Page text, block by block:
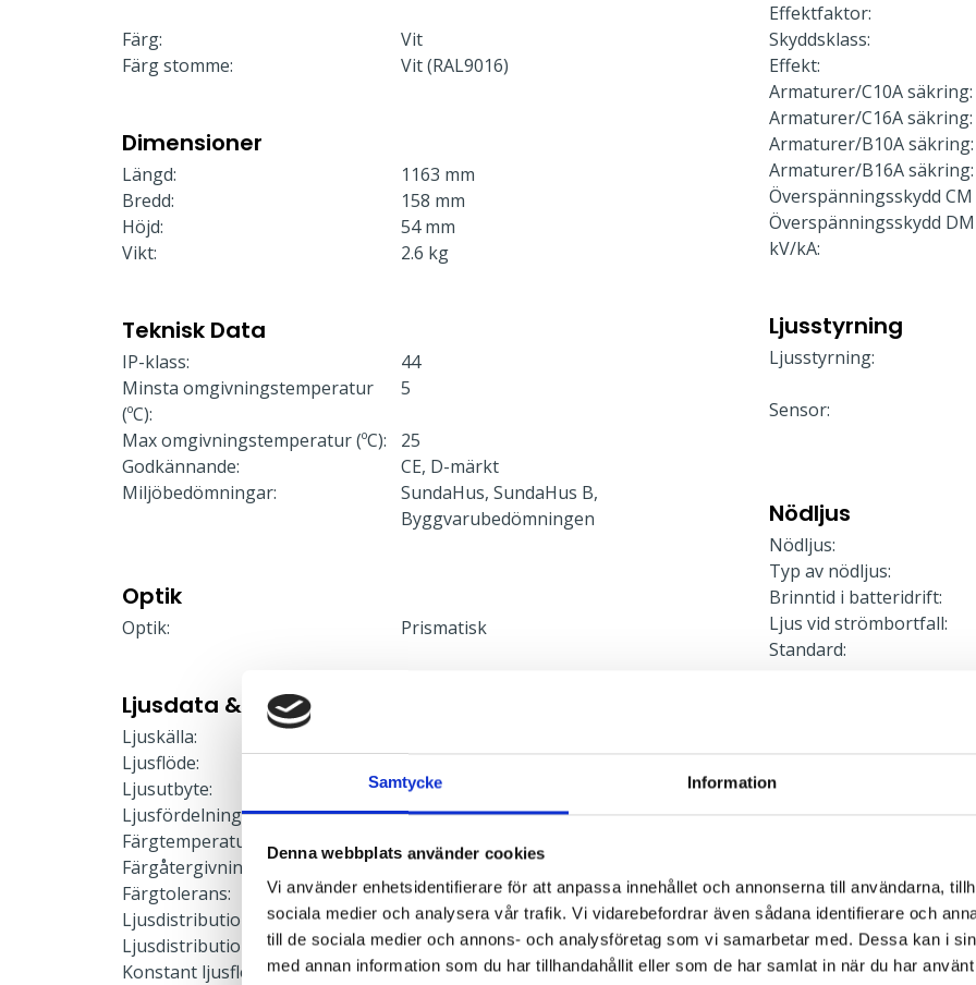
Samtycke Information
Denna webbplats använder cookies
Vi använder enhetsidentifierare för att anpassa innehållet och annonserna till användarna,
sociala medier och analysera vår trafik. Vi vidarebefordrar även sådana identifierare och
till de sociala medier och annons- och analysföretag som vi samarbetar med. Dessa kan i
med annan information som du har tillhandahållit eller som de har samlat in när du har
Färg:
Vit
Färg stomme:
Vit (RAL9016)
Dimensioner
Längd:
1163 mm
Bredd:
158 mm
Höjd:
54 mm
Vikt:
2.6 kg
Teknisk Data
IP-klass:
44
Minsta omgivningstemperatur
(ºC):
5
Max omgivningstemperatur (ºC):
25
Godkännande:
CE, D-märkt
Miljöbedömningar:
SundaHus, SundaHus B,
Byggvarubedömningen
Optik
Optik: Prismatisk
Ljusdata & Prestanda
Ljuskälla:
Ljusflöde:
Ljusutbyte:
154 lm/W
Ljusfördelning:
Direkt/Indirekt, Direkt
Färgtemperatur:
4000 K
Färgåtergivning:
≥80
Färgtolerans:
≤3 SDCM
Ljusdistribution upp:
4 %
Ljusdistribution ner:
96 %
Konstant ljusflöde:
Nej
Effektfaktor:
Skyddsklass:
Effekt:
Armaturer/C10A säkring:
Armaturer/C16A säkring:
Armaturer/B10A säkring:
Armaturer/B16A säkring:
Överspänningsskydd CM
Överspänningsskydd DM
kV/kA:
Ljusstyrning
Ljusstyrning:
Sensor:
Nödljus
Nödljus:
Typ av nödljus:
Brinntid i batteridrift:
Ljus vid strömbortfall:
Standard:
Dubbla införingshål på
enkla införingshål i
5x2x2,5mm² i
Montage
Kupan demonteras